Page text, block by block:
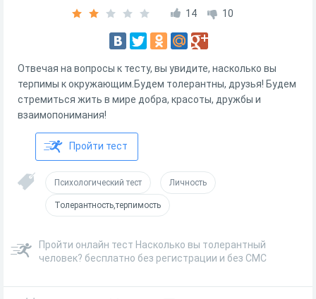
14 10
Отвечая на вопросы к тесту, вы увидите, насколько вы
терпимы к окружающим.Будем толерантны, друзья! Будем
стремиться жить в мире добра, красоты, дружбы и
взаимопонимания!
Пройти тест
Психологический тест Личность
Толерантность,терпимость
Пройти онлайн тест Насколько вы толерантный
человек? бесплатно без регистрации и без СМС